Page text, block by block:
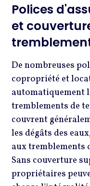
Polices
et
De nombreuses
copropriété et
automatiquement
tremblements de
couvrent
les dégâts des
aux tremblements
Sans couverture
propriétaires